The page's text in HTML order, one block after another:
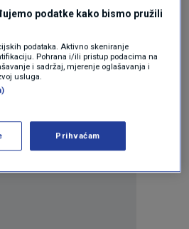
Oglas
podatke kako bismo pružili
podataka. Aktivno skeniranje
Pohrana i/ili pristup podacima na
i sadržaj, mjerenje oglašavanja i
usluga.
Prihvaćam